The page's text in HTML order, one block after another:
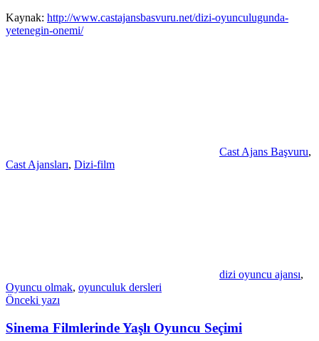
Kaynak: http://www.castajansbasvuru.net/dizi-oyunculugunda-
yetenegin-onemi/
Cast Ajans Başvuru,
Cast Ajansları, Dizi-film
dizi oyuncu ajansı,
Oyuncu olmak, oyunculuk dersleri
Yazı
gezinmesi
Önceki yazı
Sinema Filmlerinde Yaşlı Oyuncu Seçimi